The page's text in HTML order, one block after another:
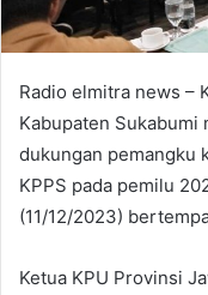
Radio elmitra news –
Kabupaten Sukabumi
dukungan pemangku
KPPS pada pemilu
(11/12/2023)
Ketua KPU Provinsi